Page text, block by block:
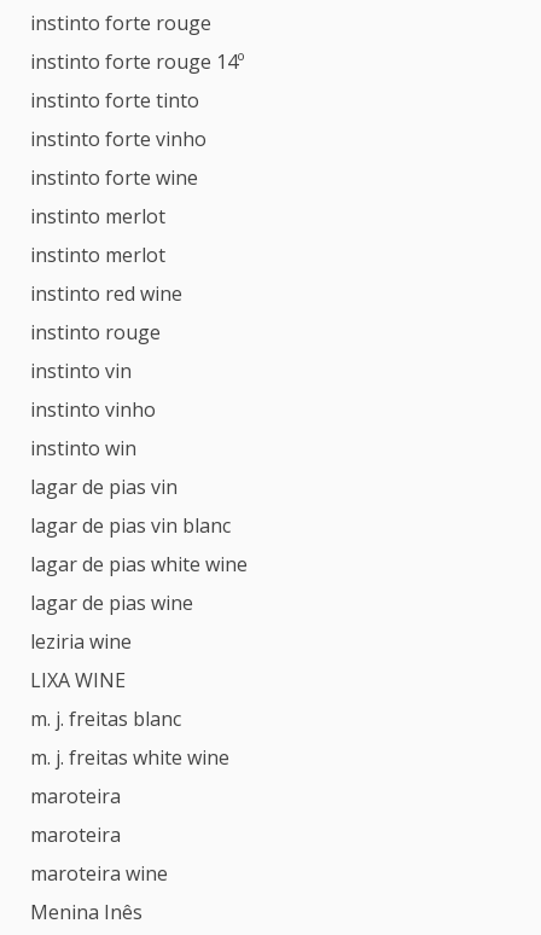
instinto forte rouge
instinto forte rouge 14º
instinto forte tinto
instinto forte vinho
instinto forte wine
instinto merlot
instinto merlot
instinto red wine
instinto rouge
instinto vin
instinto vinho
instinto win
lagar de pias vin
lagar de pias vin blanc
lagar de pias white wine
lagar de pias wine
leziria wine
LIXA WINE
m. j. freitas blanc
m. j. freitas white wine
maroteira
maroteira
maroteira wine
Menina Inês